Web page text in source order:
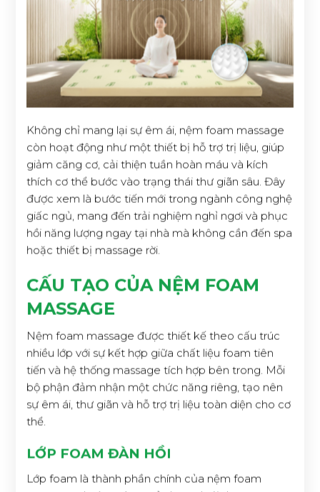
Không chỉ mang lại sự êm ái, nệm foam massage
còn hoạt động như một thiết bị hỗ trợ trị liệu, giúp
giảm căng cơ, cải thiện tuần hoàn máu và kích
thích cơ thể bước vào trạng thái thư giãn sâu. Đây
được xem là bước tiến mới trong ngành công nghệ
giấc ngủ, mang đến trải nghiệm nghỉ ngơi và phục
hồi năng lượng ngay tại nhà mà không cần đến spa
hoặc thiết bị massage rời.
CẤU TẠO CỦA NỆM FOAM
MASSAGE
Nệm foam massage được thiết kế theo cấu trúc
nhiều lớp với sự kết hợp giữa chất liệu foam tiên
tiến và hệ thống massage tích hợp bên trong. Mỗi
bộ phận đảm nhận một chức năng riêng, tạo nên
sự êm ái, thư giãn và hỗ trợ trị liệu toàn diện cho cơ
thể.
LỚP FOAM ĐÀN HỒI
Lớp foam là thành phần chính của nệm foam